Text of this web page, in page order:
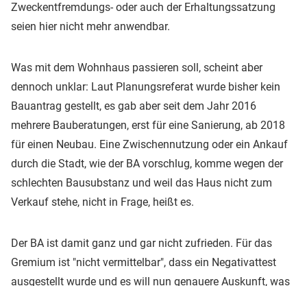
Zweckentfremdungs- oder auch der Erhaltungssatzung
seien hier nicht mehr anwendbar.
Was mit dem Wohnhaus passieren soll, scheint aber
dennoch unklar: Laut Planungsreferat wurde bisher kein
Bauantrag gestellt, es gab aber seit dem Jahr 2016
mehrere Bauberatungen, erst für eine Sanierung, ab 2018
für einen Neubau. Eine Zwischennutzung oder ein Ankauf
durch die Stadt, wie der BA vorschlug, komme wegen der
schlechten Bausubstanz und weil das Haus nicht zum
Verkauf stehe, nicht in Frage, heißt es.
Der BA ist damit ganz und gar nicht zufrieden. Für das
Gremium ist "nicht vermittelbar", dass ein Negativattest
ausgestellt wurde und es will nun genauere Auskunft, was